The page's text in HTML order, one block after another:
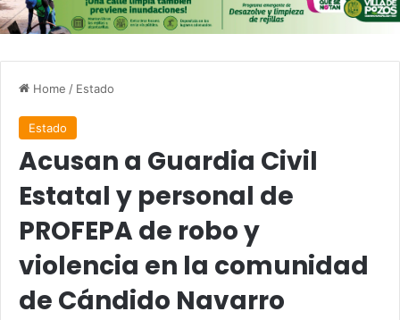
Home / Estado
Estado
Acusan a Guardia Civil
Estatal y personal de
PROFEPA de robo y
violencia en la comunidad
de Cándido Navarro